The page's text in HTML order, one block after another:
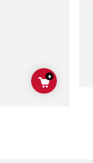
ADD TO
+